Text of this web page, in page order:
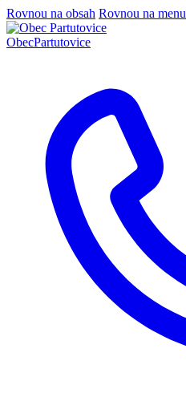
Rovnou na obsah Rovnou na menu
ObecPartutovice